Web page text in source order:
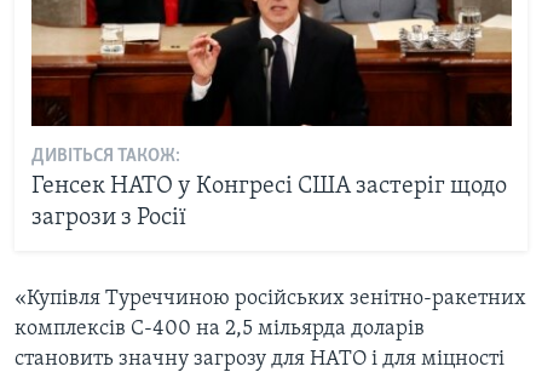
ДИВІТЬСЯ ТАКОЖ:
Генсек НАТО у Конгресі США застеріг щодо
загрози з Росії
«Купівля Туреччиною російських зенітно-ракетних
комплексів С-400 на 2,5 мільярда доларів
становить значну загрозу для НАТО і для міцності